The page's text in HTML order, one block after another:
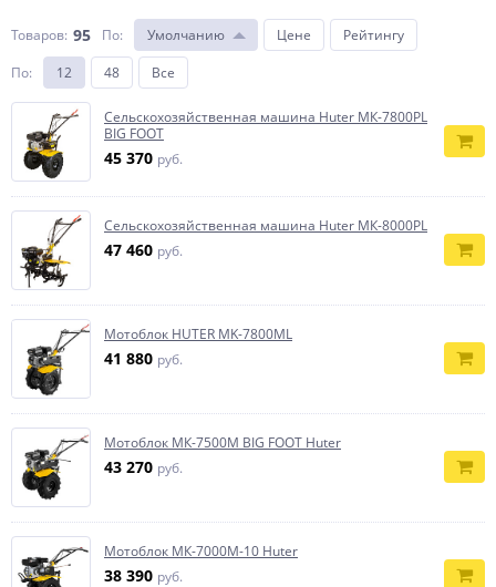
Товаров: 95 По: Умолчанию Цене
Рейтингу
По: 12 48 Все
Сельскохозяйственная машина Huter МК-7800PL
BIG FOOT
45 370 руб.
Сельскохозяйственная машина Huter МК-8000РL
47 460 руб.
Мотоблок HUTER МK-7800ML
41 880 руб.
Мотоблок МК-7500M BIG FOOT Huter
43 270 руб.
Мотоблок МК-7000M-10 Huter
38 390 руб.